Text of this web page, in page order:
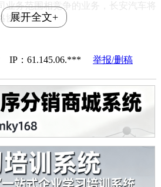
业务范围相竞争的业务，长安汽车将
协同。
展开全文+
IP：61.145.06.*** 举报/删稿